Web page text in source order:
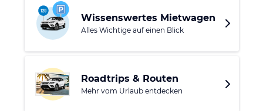
Wissenswertes Mietwagen
Alles Wichtige auf einen Blick
Roadtrips & Routen
Mehr vom Urlaub entdecken